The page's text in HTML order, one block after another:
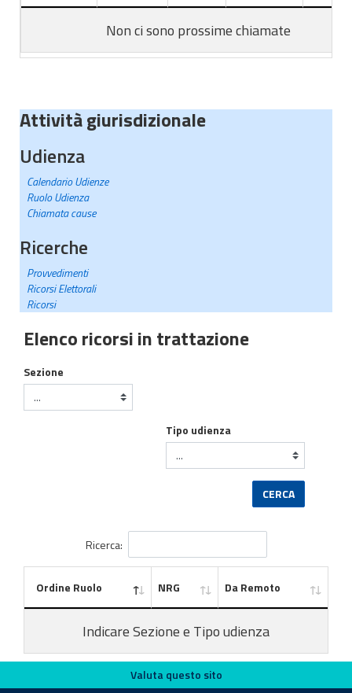
Non ci sono prossime chiamate
Attività giurisdizionale
Udienza
Calendario Udienze
Ruolo Udienza
Chiamata cause
Ricerche
Provvedimenti
Ricorsi Elettorali
Ricorsi
Elenco ricorsi in trattazione
Sezione
Tipo udienza
CERCA
Ricerca:
Ordine Ruolo NRG Da Remoto
Indicare Sezione e Tipo udienza
Valuta questo sito
Valuta questo sito